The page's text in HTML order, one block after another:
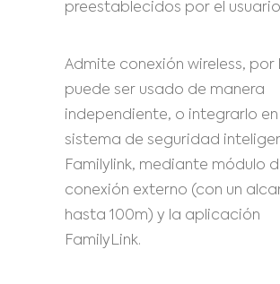
preestablecidos por el
Admite conexión wireless, por
puede ser usado de manera
independiente, o integrarlo en
sistema de seguridad
Familylink, mediante módulo
conexión externo (con un
hasta 100m) y la aplicación
FamilyLink.